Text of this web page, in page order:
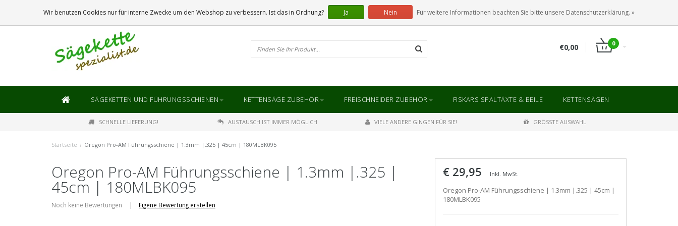
ANMELDEN KUNDENKONTO ANLEGEN
€0,00 0
SÄGEKETTEN UND FÜHRUNGSSCHIENEN KETTENSÄGE ZUBEHÖR FREISCHNEIDER ZUBEHÖR FISKARS SPALTÄXTE & BEILE KETTENSÄGEN
SCHNELLE LIEFERUNG! AUSTAUSCH IST IMMER MÖGLICH VIELE ANDERE GINGEN FÜR SIE! GRÖSSTE AUSWAHL
Startseite / Oregon Pro-AM Führungsschiene | 1.3mm |.325 | 45cm | 180MLBK095
Oregon Pro-AM Führungsschiene | 1.3mm |.325 |
45cm | 180MLBK095
Noch keine Bewertungen | Eigene Bewertung erstellen
€ 29,95 Inkl. MwSt.
Oregon Pro-AM Führungsschiene | 1.3mm |.325 | 45cm |
180MLBK095
Wir benutzen Cookies nur für interne Zwecke um den Webshop zu verbessern. Ist das in Ordnung? Ja Nein Für weitere Informationen beachten Sie bitte unsere Datenschutzerklärung. »